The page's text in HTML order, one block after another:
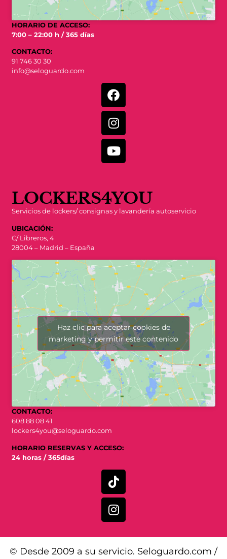
HORARIO DE ACCESO:
7:00 – 22:00 h / 365 días
CONTACTO:
91 746 30 30
info@seloguardo.com
LOCKERS4YOU
Servicios de lockers/ consignas y lavandería autoservicio
UBICACIÓN:
C/ Libreros, 4
28004 – Madrid – España
Haz clic para aceptar cookies de
marketing y permitir este contenido
CONTACTO:
608 88 08 41
lockers4you@seloguardo.com
HORARIO RESERVAS Y ACCESO:
24 horas / 365días
© Desde 2009 a su servicio. Seloguardo.com /